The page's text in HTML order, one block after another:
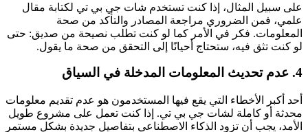
على سبيل المثال، إذا كنت تستخدم شات جي بي تي لكتابة مقال
علمي، فمن الضروري مراجعة المصادر والتأكد من صحة
المعلومات. فكر في الأمر كما لو كنت تطلب نصيحة من صديق: حتى
لو كنت تثق فيه، ستحتاج أحيانًا إلى التحقق من صحة ما يقول.
4. عدم تحديث المعلومات المدخلة في السياق
أحد أكبر الأخطاء التي يقع فيها المستخدمون هو عدم تقديم معلومات
محدثة أو كاملة لشات جي بي تي. إذا كنت تعمل على مشروع طويل
الأمد، يجب أن تزود الذكاء الاصطناعي بتفاصيل جديدة بشكل مستمر